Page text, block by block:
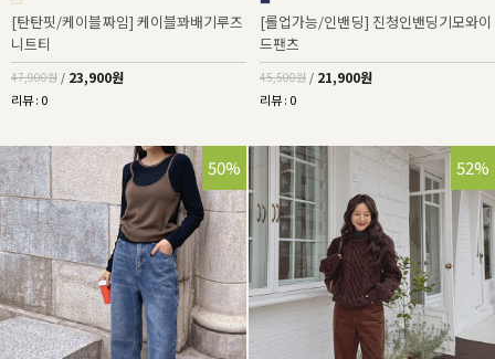
[탄탄핏/케이블짜임] 케이블꽈배기루즈
니트티
47,900원 / 23,900원
리뷰 : 0
[롤업가능/인밴딩] 진청인밴딩기모와이
드팬츠
45,500원 / 21,900원
리뷰 : 0
50% 52%